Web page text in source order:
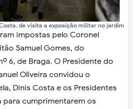
de visita a exposição militar no jardim
impostas pelo Coronel
Samuel Gomes, do
6, de Braga. O Presidente do
Oliveira convidou o
Dinis Costa e os Presidentes
para cumprimentarem os